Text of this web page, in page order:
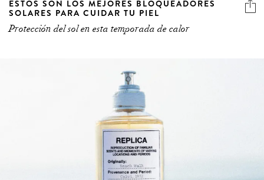
ESTOS SON LOS MEJORES BLOQUEADORES
SOLARES PARA CUIDAR TU PIEL
Protección del sol en esta temporada de calor